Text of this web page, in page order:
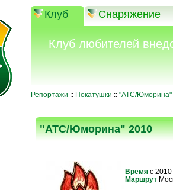
Клуб Снаряжение
Клуб любителей
Репортажи :: Покатушки :: "АТС/Юморина"
"АТС/Юморина" 2010
Время с
Маршрут